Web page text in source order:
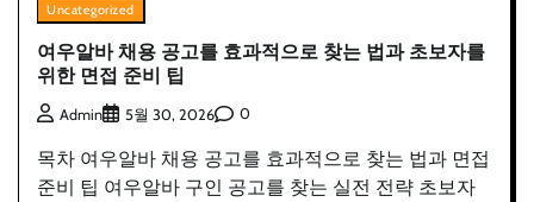
Uncategorized
여우알바 채용 공고를 효과적으로 찾는 법과 초보자를
위한 면접 준비 팁
Admin 5월 30, 2026 0
목차 여우알바 채용 공고를 효과적으로 찾는 법과 면접
준비 팁 여우알바 구인 공고를 찾는 실전 전략 초보자